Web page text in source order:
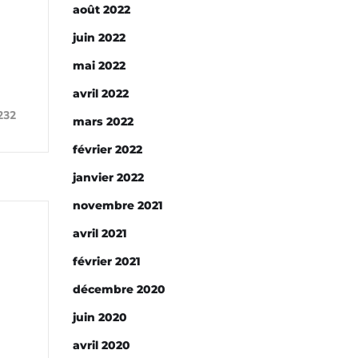
août 2022
juin 2022
mai 2022
avril 2022
mars 2022
février 2022
janvier 2022
novembre 2021
avril 2021
février 2021
décembre 2020
juin 2020
avril 2020